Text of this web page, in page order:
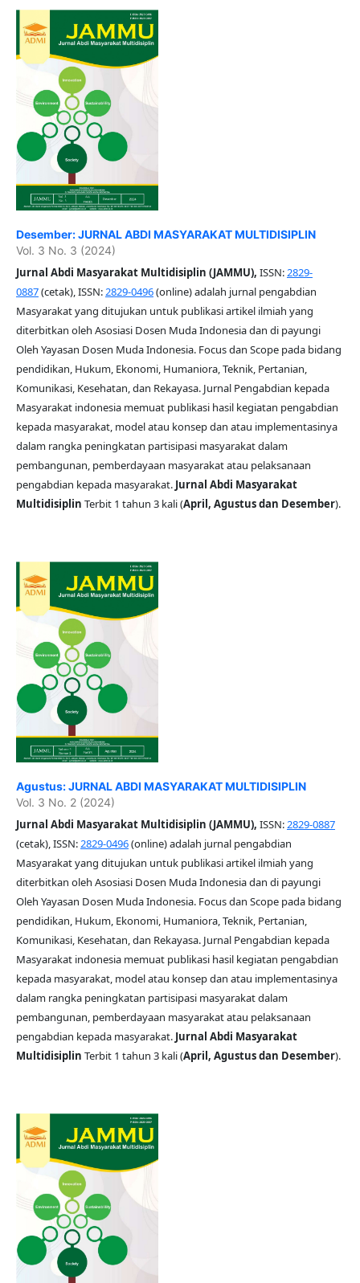
Desember: JURNAL ABDI MASYARAKAT MULTIDISIPLIN
Vol. 3 No. 3 (2024)
Jurnal Abdi Masyarakat Multidisiplin (JAMMU), ISSN:2829-
0887(cetak), ISSN:2829-0496(online) adalah jurnal pengabdian
Masyarakat yang ditujukan untuk publikasi artikel ilmiah yang
diterbitkan oleh Asosiasi Dosen Muda Indonesia dan di payungi
Oleh Yayasan Dosen Muda Indonesia. Focus dan Scope pada bidang
pendidikan, Hukum, Ekonomi, Humaniora, Teknik, Pertanian,
Komunikasi, Kesehatan, dan Rekayasa. Jurnal Pengabdian kepada
Masyarakat indonesia memuat publikasi hasil kegiatan pengabdian
kepada masyarakat, model atau konsep dan atau implementasinya
dalam rangka peningkatan partisipasi masyarakat dalam
pembangunan, pemberdayaan masyarakat atau pelaksanaan
pengabdian kepada masyarakat. Jurnal Abdi Masyarakat
Multidisiplin Terbit 1 tahun 3 kali (April, Agustus dan Desember).
Agustus: JURNAL ABDI MASYARAKAT MULTIDISIPLIN
Vol. 3 No. 2 (2024)
Jurnal Abdi Masyarakat Multidisiplin (JAMMU), ISSN:2829-0887
(cetak), ISSN:2829-0496(online) adalah jurnal pengabdian
Masyarakat yang ditujukan untuk publikasi artikel ilmiah yang
diterbitkan oleh Asosiasi Dosen Muda Indonesia dan di payungi
Oleh Yayasan Dosen Muda Indonesia. Focus dan Scope pada bidang
pendidikan, Hukum, Ekonomi, Humaniora, Teknik, Pertanian,
Komunikasi, Kesehatan, dan Rekayasa. Jurnal Pengabdian kepada
Masyarakat indonesia memuat publikasi hasil kegiatan pengabdian
kepada masyarakat, model atau konsep dan atau implementasinya
dalam rangka peningkatan partisipasi masyarakat dalam
pembangunan, pemberdayaan masyarakat atau pelaksanaan
pengabdian kepada masyarakat. Jurnal Abdi Masyarakat
Multidisiplin Terbit 1 tahun 3 kali (April, Agustus dan Desember).